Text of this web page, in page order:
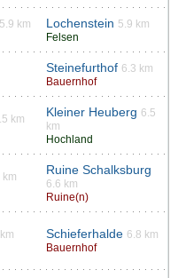
5.9 km
Lochenstein 5.9 km
Felsen
Steinefurthof 6.3 km
Bauernhof
km
Kleiner Heuberg 6.5
km
Hochland
km
Ruine Schalksburg
6.6 km
Ruine(n)
Schieferhalde 6.8 km
Bauernhof